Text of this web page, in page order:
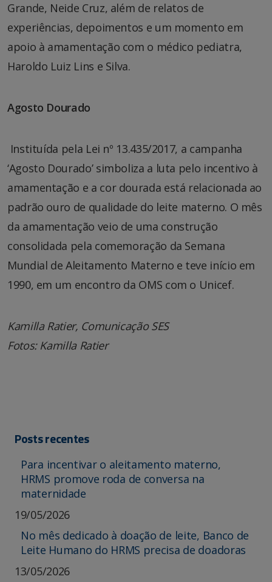
Grande, Neide Cruz, além de relatos de
experiências, depoimentos e um momento em
apoio à amamentação com o médico pediatra,
Haroldo Luiz Lins e Silva.
Agosto Dourado
Instituída pela Lei nº 13.435/2017, a campanha
‘Agosto Dourado’ simboliza a luta pelo incentivo à
amamentação e a cor dourada está relacionada ao
padrão ouro de qualidade do leite materno. O mês
da amamentação veio de uma construção
consolidada pela comemoração da Semana
Mundial de Aleitamento Materno e teve início em
1990, em um encontro da OMS com o Unicef.
Kamilla Ratier, Comunicação SES
Fotos: Kamilla Ratier
Posts recentes
Para incentivar o aleitamento materno,
HRMS promove roda de conversa na
maternidade
19/05/2026
No mês dedicado à doação de leite, Banco de
Leite Humano do HRMS precisa de doadoras
13/05/2026